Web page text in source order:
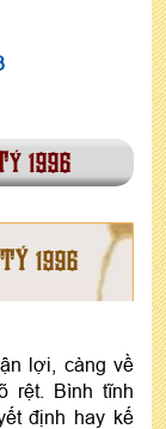
1996
1996
lợi, càng về
rệt. Bình tĩnh
định hay kế